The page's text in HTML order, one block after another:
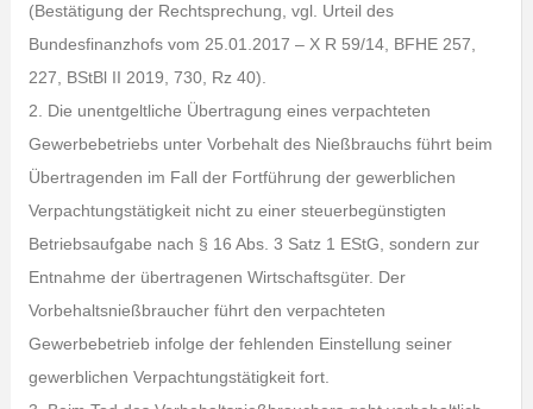
(Bestätigung der Rechtsprechung, vgl. Urteil des
Bundesfinanzhofs vom 25.01.2017 – X R 59/14, BFHE 257,
227, BStBl II 2019, 730, Rz 40).
2. Die unentgeltliche Übertragung eines verpachteten
Gewerbebetriebs unter Vorbehalt des Nießbrauchs führt beim
Übertragenden im Fall der Fortführung der gewerblichen
Verpachtungstätigkeit nicht zu einer steuerbegünstigten
Betriebsaufgabe nach § 16 Abs. 3 Satz 1 EStG, sondern zur
Entnahme der übertragenen Wirtschaftsgüter. Der
Vorbehaltsnießbraucher führt den verpachteten
Gewerbebetrieb infolge der fehlenden Einstellung seiner
gewerblichen Verpachtungstätigkeit fort.